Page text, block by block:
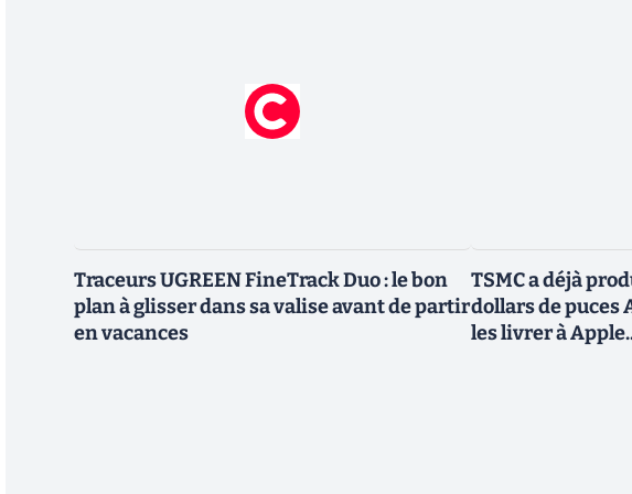
Traceurs UGREEN FineTrack Duo : le bon
plan à glisser dans sa valise avant de partir
en vacances
TSMC a déjà
dollars de puces
les livrer à